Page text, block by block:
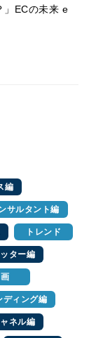
」ECの未来 e
編
サルタント編
トレンド
ター編
ディング編
ネル編